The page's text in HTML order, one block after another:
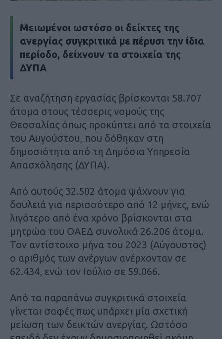
Μειωμένοι ωστόσο οι δείκτες της
ανεργίας συγκριτικά με πέρυσι την ίδια
περίοδο, δείχνουν τα στοιχεία της
ΔΥΠΑ
Σε αναζήτηση εργασίας βρίσκονται 58.707
άτομα στους τέσσερις νομούς της
Θεσσαλίας όπως προκύπτει από τα στοιχεία
του Αυγούστου, που δόθηκαν στη
δημοσιότητα από τη Δημόσια Υπηρεσία
Απασχόλησης (ΔΥΠΑ).
Από αυτούς 32.502 άτομα ψάχνουν για
δουλειά για περισσότερο από 12 μήνες, ενώ
λιγότερο από ένα χρόνο βρίσκονται στα
μητρώα του ΟΑΕΔ συνολικά 26.206 άτομα.
Τον αντίστοιχο μήνα του 2023 (Αύγουστος)
ο αριθμός των ανέργων ανέρχονταν σε
62.434, ενώ τον Ιούλιο σε 59.066.
Από τα παραπάνω συγκριτικά στοιχεία
γίνεται σαφές πως υπάρχει μία σχετική
μείωση των δεικτών ανεργίας. Ωστόσο